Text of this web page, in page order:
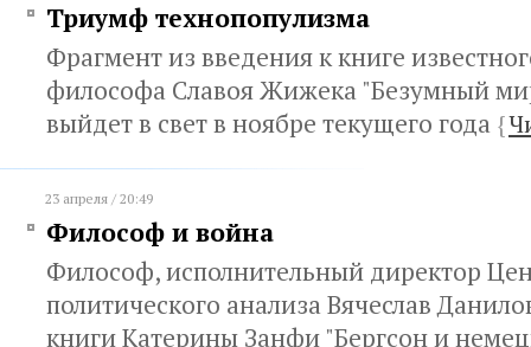
Триумф технопопулизма
Фрагмент из введения к книге
философа Славоя Жижека "Безумный
выйдет в свет в ноябре текущего года {
23 апреля / 20:49
Философ и война
Философ, исполнительный директор
политического анализа Вячеслав
книги Катерины Занфи "Бергсон и